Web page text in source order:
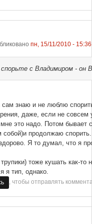
пн, 15/11/2010 - 15:36
с Владимиром - он
знаю и не люблю
даже, если не совсем
это надо. Потом бывает
продолжаю спорить.
Я то думал, что я
тоже кушать как-
я тип, однако.
, чтобы отправлять